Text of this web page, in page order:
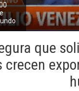
que
crecen